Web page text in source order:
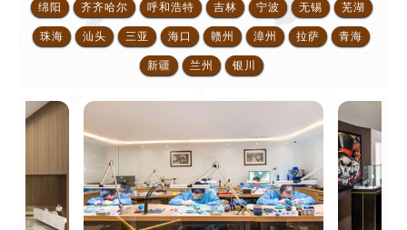
绵阳 齐齐哈尔 呼和浩特 吉林 宁波 无锡 芜湖
珠海 汕头 三亚 海口 赣州 漳州 拉萨 青海
新疆 兰州 银川